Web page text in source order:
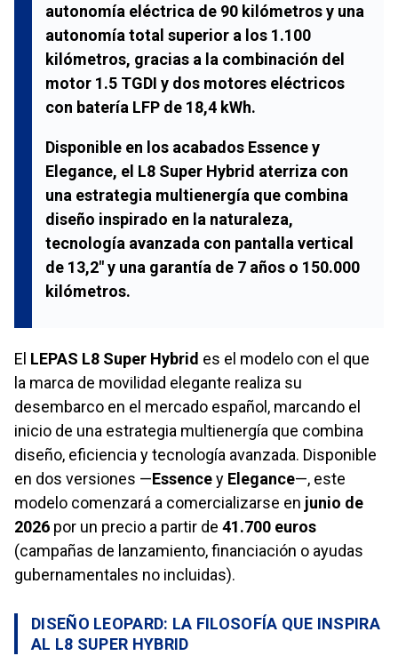
autonomía eléctrica de 90 kilómetros y una
autonomía total superior a los 1.100
kilómetros, gracias a la combinación del
motor 1.5 TGDI y dos motores eléctricos
con batería LFP de 18,4 kWh.
Disponible en los acabados Essence y
Elegance, el L8 Super Hybrid aterriza con
una estrategia multienergía que combina
diseño inspirado en la naturaleza,
tecnología avanzada con pantalla vertical
de 13,2" y una garantía de 7 años o 150.000
kilómetros.
El LEPAS L8 Super Hybrid es el modelo con el que
la marca de movilidad elegante realiza su
desembarco en el mercado español, marcando el
inicio de una estrategia multienergía que combina
diseño, eficiencia y tecnología avanzada. Disponible
en dos versiones —Essencey Elegance—, este
modelo comenzará a comercializarse en junio de
2026 por un precio a partir de 41.700 euros
(campañas de lanzamiento, financiación o ayudas
gubernamentales no incluidas).
DISEÑO LEOPARD: LA FILOSOFÍA QUE INSPIRA
AL L8 SUPER HYBRID